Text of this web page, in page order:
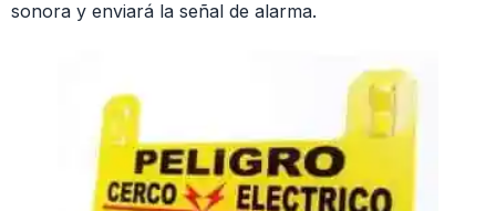
sonora y enviará la señal de alarma.